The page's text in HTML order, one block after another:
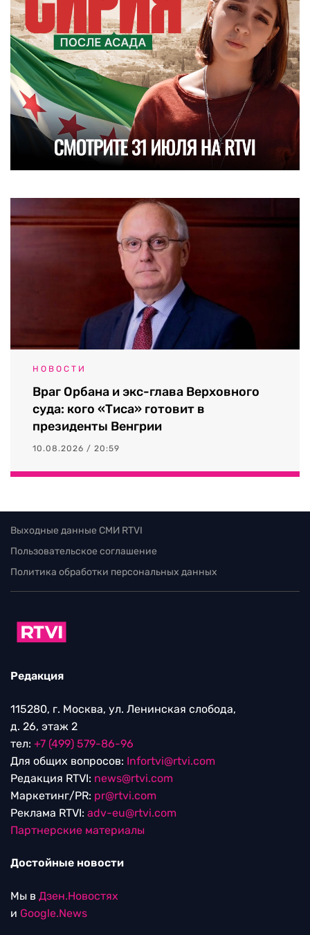
НОВОСТИ
Враг Орбана и экс-глава Верховного
суда: кого «Тиса» готовит в
президенты Венгрии
10.08.2026 / 20:59
Выходные данные СМИ RTVI
Пользовательское соглашение
Политика обработки персональных данных
Редакция
115280, г. Москва, ул. Ленинская слобода,
д. 26, этаж 2
тел: +7 (499) 579-86-96
Для общих вопросов: Infortvi@rtvi.com
Редакция RTVI: news@rtvi.com
Маркетинг/PR: pr@rtvi.com
Реклама RTVI: adv-eu@rtvi.com
Партнерские материалы
Достойные новости
Мы в Дзен.Новостях
и Google.News